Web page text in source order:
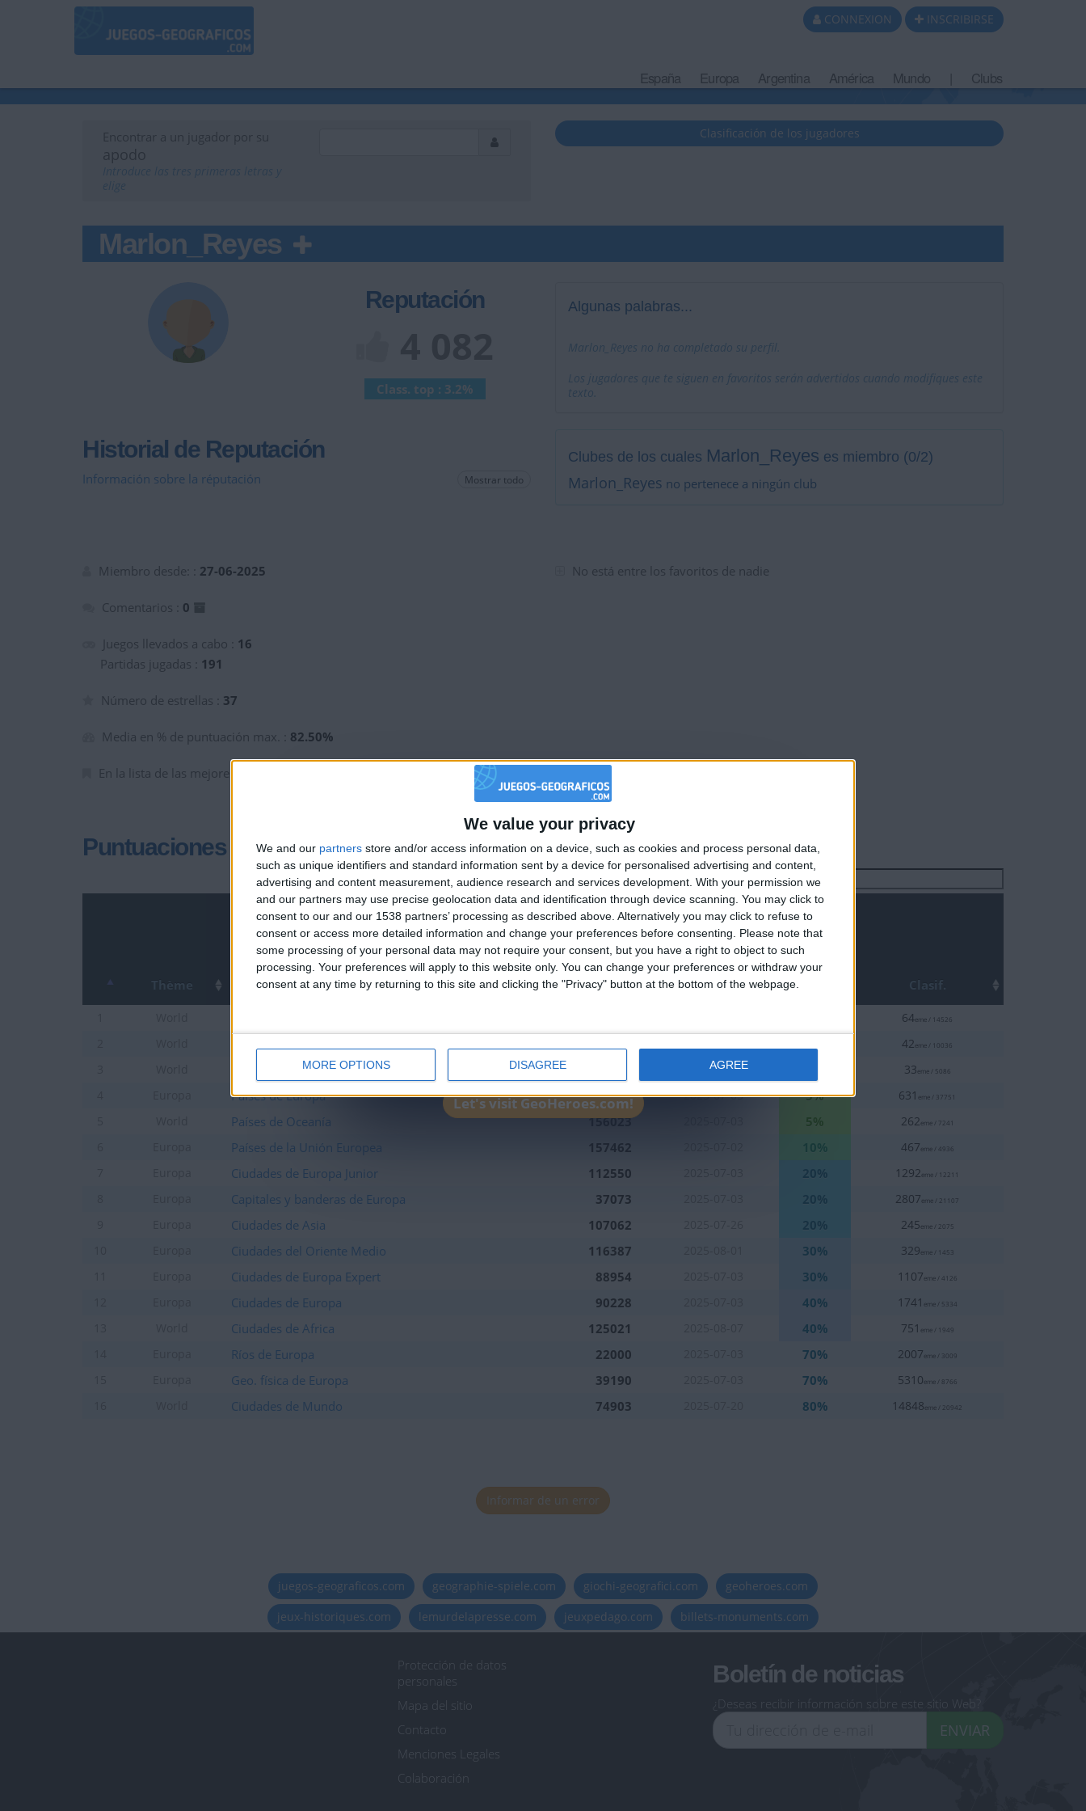
We value your privacy
We and our partners store and/or access information on a device, such as cookies and process personal data,
such as unique identifiers and standard information sent by a device for personalised advertising and content,
advertising and content measurement, audience research and services development. With your permission we
and our partners may use precise geolocation data and identification through device scanning. You may click to
consent to our and our 1538 partners’ processing as described above. Alternatively you may click to refuse to
consent or access more detailed information and change your preferences before consenting.
Please note that
some processing of your personal data may not require your consent, but you have a right to object to such
processing. Your preferences will apply to this website only. You can change your preferences or withdraw your
consent at any time by returning to this site and clicking the "Privacy" button at the bottom of the webpage.
MORE OPTIONS DISAGREE AGREE
CONNEXION INSCRIBIRSE
España Europa Argentina América Mundo Clubs
Encontrar a un jugador por su
apodo
Clasificación de los jugadores
Marlon_Reyes
Reputación
Class. top : 3.2%
Historial de Reputación
Información sobre la réputación Mostrar todo
Algunas palabras...
Marlon_Reyes no ha completado su perfil.
Los jugadores que te siguen en favoritos serán advertidos cuando modifiques este
texto.
Clubes de los cuales Marlon_Reyes es miembro (0/2)
Marlon_Reyes no pertenece a ningún club
Miembro desde: : 27-06-2025
Comentarios : 0
Juegos llevados a cabo : 16
Partidas jugadas : 191
Número de estrellas : 37
Media en % de puntuación max. : 82.50%
En la lista de las mejores partidas :
No está entre los favoritos de nadie
Puntuaciones
Buscar:
2 1 2 1 3 2 2
Thème Nombre
Mejor
resultados
Fecha Clasif.
64eme / 14526
42eme / 10036
Países de Africa 2025-08-14 33eme / 5086
Países de Europa 180045 2025-07-03 5% 631 eme / 37751
Países de Oceanía 156023 5% 262eme / 7241
Países de la Unión Europea 157462 10% 467eme / 4936
Ciudades de Europa Junior 112550 20% 1292eme / 12211
Capitales y banderas de Europa 37073 20% 2807eme / 21107
Ciudades de Asia 107062 20% 245eme / 2075
Ciudades del Oriente Medio 116387 30% 329eme / 1453
Ciudades de Europa Expert 88954 30% 1107eme / 4126
Ciudades de Europa 90228 40% 1741 eme / 5334
Ciudades de Africa 125021 40% 751 eme / 1949
Ríos de Europa 22000 70% 2007eme / 3009
Geo. física de Europa 39190 70% 5310eme / 8766
Ciudades de Mundo 74903 80% 14848eme / 20942
Informar de un error
juegos-geograficos.com geographie-spiele.com giochi-geografici.com
geoheroes.com
jeux-historiques.com
lemurdelapresse.com jeuxpedago.com billets-monuments.com
Protección de datos
personales
Mapa del sitio
Contacto
Menciones Legales
Colaboración
Boletín de noticias
¿Deseas recibir información sobre este sitio Web?
ENVIAR
🇺🇸 We noticed you’re visiting from
an English-speaking country
Join our American version now and be among
the firsts to submit your score on our
leaderboards!
Let's visit GeoHeroes.com!